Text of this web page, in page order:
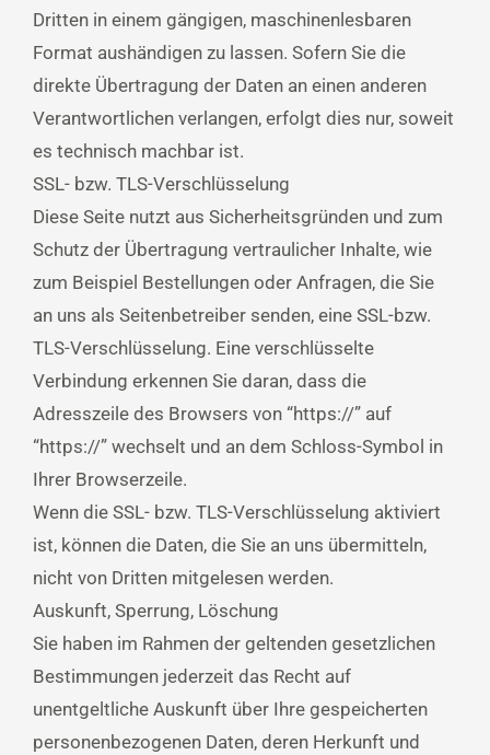
Dritten in einem gängigen, maschinenlesbaren
Format aushändigen zu lassen. Sofern Sie die
direkte Übertragung der Daten an einen anderen
Verantwortlichen verlangen, erfolgt dies nur, soweit
es technisch machbar ist.
SSL- bzw. TLS-Verschlüsselung
Diese Seite nutzt aus Sicherheitsgründen und zum
Schutz der Übertragung vertraulicher Inhalte, wie
zum Beispiel Bestellungen oder Anfragen, die Sie
an uns als Seitenbetreiber senden, eine SSL-bzw.
TLS-Verschlüsselung. Eine verschlüsselte
Verbindung erkennen Sie daran, dass die
Adresszeile des Browsers von “https://” auf
“https://” wechselt und an dem Schloss-Symbol in
Ihrer Browserzeile.
Wenn die SSL- bzw. TLS-Verschlüsselung aktiviert
ist, können die Daten, die Sie an uns übermitteln,
nicht von Dritten mitgelesen werden.
Auskunft, Sperrung, Löschung
Sie haben im Rahmen der geltenden gesetzlichen
Bestimmungen jederzeit das Recht auf
unentgeltliche Auskunft über Ihre gespeicherten
personenbezogenen Daten, deren Herkunft und